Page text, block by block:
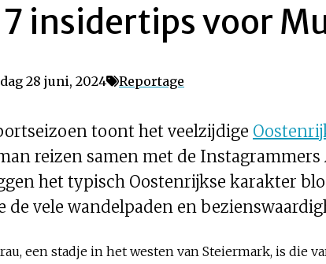
insidertips voor
28 juni, 2024 Reportage
toont het veelzijdige
reizen samen met de
het typisch Oostenrijkse karakter
de vele wandelpaden en
een stadje in het westen van Steiermark, is die